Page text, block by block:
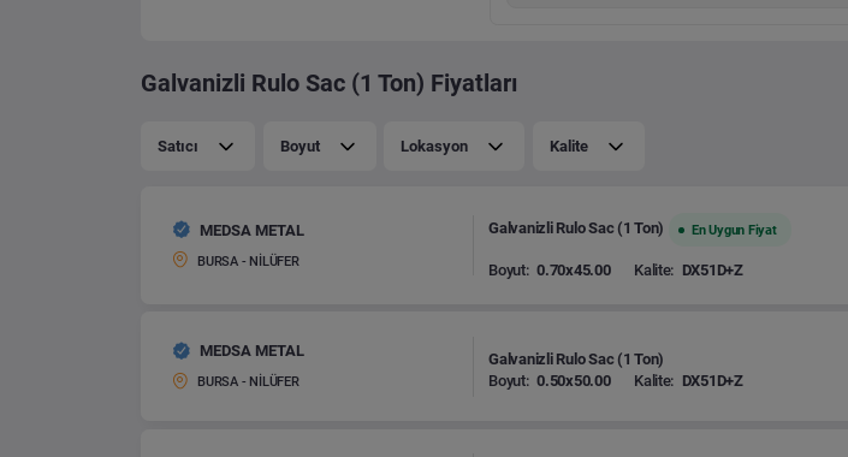
Galvanizli Rulo Sac (1 Ton) Fiyatları
Satıcı Boyut Lokasyon Kalite
MEDSA METAL
BURSA - NİLÜFER
Galvanizli Rulo Sac (1 Ton) En Uygun Fiyat
Boyut: 0.70x45.00 Kalite: DX51D+Z
MEDSA METAL
BURSA - NİLÜFER
Galvanizli Rulo Sac (1 Ton)
Boyut: 0.50x50.00 Kalite: DX51D+Z